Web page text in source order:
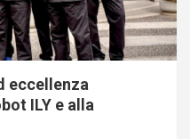
eccellenza
ILY e alla